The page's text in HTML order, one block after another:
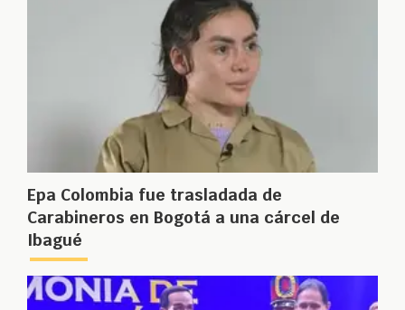
Epa Colombia fue trasladada de
Carabineros en Bogotá a una cárcel de
Ibagué